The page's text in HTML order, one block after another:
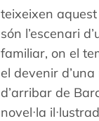
teixeixen
són l’escenari
familiar, on el
el devenir
d’arribar de
novel·la